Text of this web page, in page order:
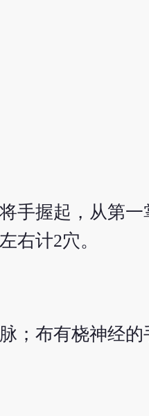
手握起，从第
右计2穴。
；布有桡神经的